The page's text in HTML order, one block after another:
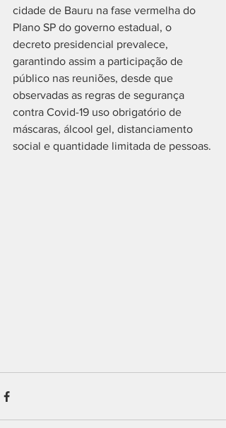
cidade de Bauru na fase vermelha do
Plano SP do governo estadual, o
decreto presidencial prevalece,
garantindo assim a participação de
público nas reuniões, desde que
observadas as regras de segurança
contra Covid-19 uso obrigatório de
máscaras, álcool gel, distanciamento
social e quantidade limitada de pessoas.